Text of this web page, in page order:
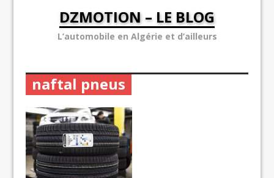
DZMOTION – LE BLOG
L’automobile en Algérie et d’ailleurs
naftal pneus